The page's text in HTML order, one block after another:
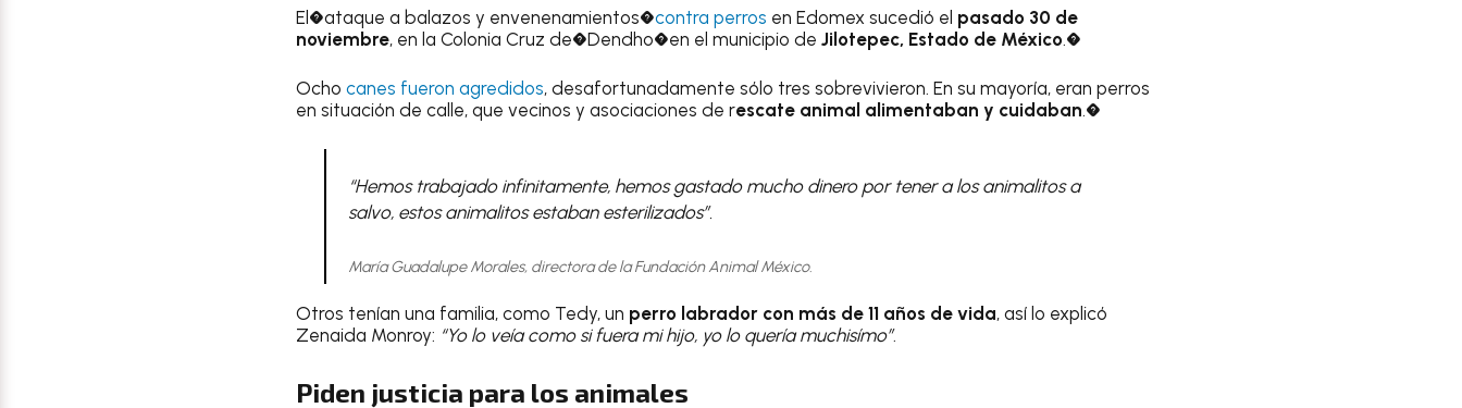
El�ataque a balazos y envenenamientos�contra perros en Edomex sucedió el pasado 30 de
noviembre, en la Colonia Cruz de�Dendho�en el municipio de Jilotepec, Estado de México.�
Ocho canes fueron agredidos, desafortunadamente sólo tres sobrevivieron. En su mayoría, eran perros
en situación de calle, que vecinos y asociaciones de rescate animal alimentaban y cuidaban.�
“Hemos trabajado infinitamente, hemos gastado mucho dinero por tener a los animalitos a
salvo, estos animalitos estaban esterilizados”.
María Guadalupe Morales, directora de la Fundación Animal México.
Otros tenían una familia, como Tedy, un perro labrador con más de 11 años de vida, así lo explicó
Zenaida Monroy: “Yo lo veía como si fuera mi hijo, yo lo quería muchisímo”.
Piden justicia para los animales